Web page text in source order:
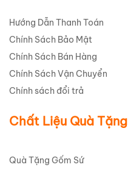
Hướng Dẫn Thanh Toán
Chính Sách Bảo Mật
Chính Sách Bán Hàng
Chính Sách Vận Chuyển
Chính sách đổi trả
Chất Liệu Quà Tặng
Quà Tặng Gốm Sứ